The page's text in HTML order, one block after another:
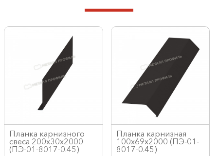
Планка карнизного
свеса 200х30х2000
(ПЭ-01-8017-0.45)
Планка карнизная
100х69х2000 (ПЭ-01-
8017-0.45)